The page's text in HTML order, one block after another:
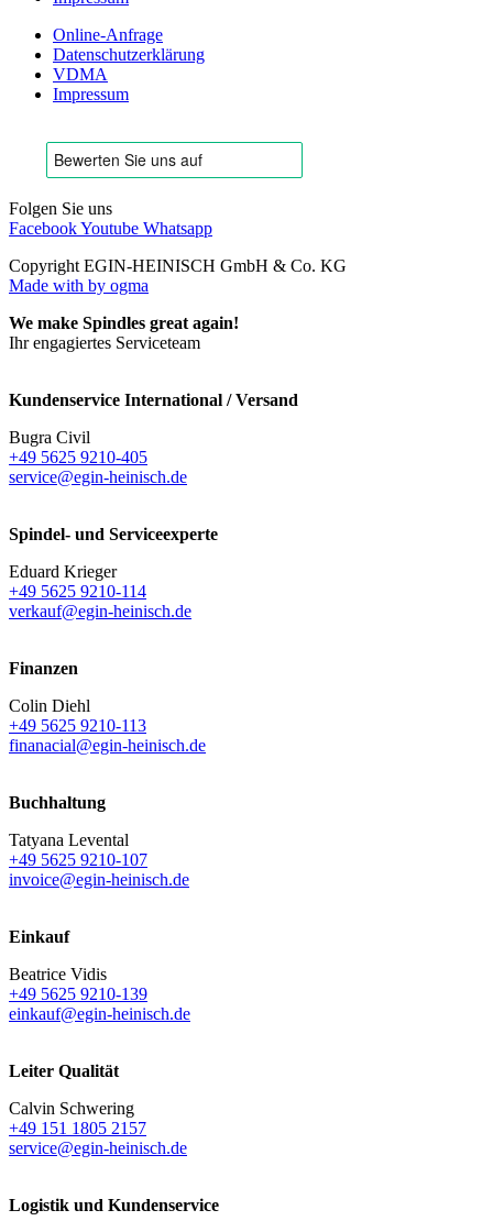
Online-Anfrage
Datenschutzerklärung
VDMA
Impressum
Folgen Sie uns
FacebookYoutube Whatsapp
Copyright EGIN-HEINISCH GmbH & Co. KG
Made with by ogma
We make Spindles great again!
Ihr engagiertes Serviceteam
Kundenservice International / Versand
Bugra Civil
+49 5625 9210-405
service@egin-heinisch.de
Spindel- und Serviceexperte
Eduard Krieger
+49 5625 9210-114
verkauf@egin-heinisch.de
Finanzen
Colin Diehl
+49 5625 9210-113
finanacial@egin-heinisch.de
Buchhaltung
Tatyana Levental
+49 5625 9210-107
invoice@egin-heinisch.de
Einkauf
Beatrice Vidis
+49 5625 9210-139
einkauf@egin-heinisch.de
Leiter Qualität
Calvin Schwering
+49 151 1805 2157
service@egin-heinisch.de
Logistik und Kundenservice